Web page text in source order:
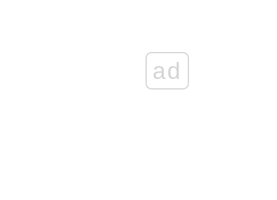
ad